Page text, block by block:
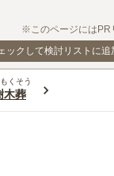
※このページにはPR
ックして検討リストに
くそう
木葬